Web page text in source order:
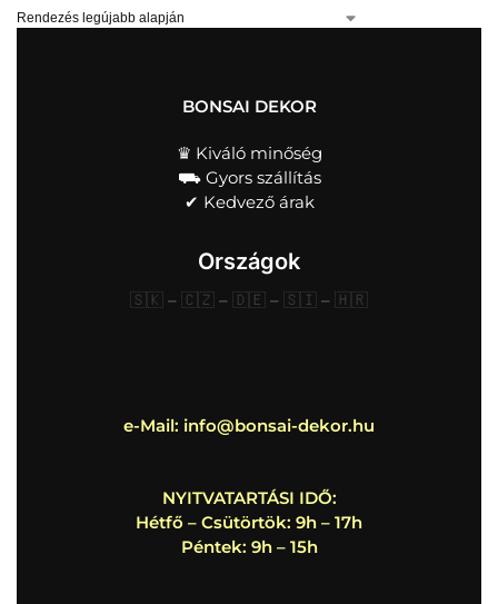
BONSAI DEKOR
♛ Kiváló minőség
⛟ Gyors szállítás
✔︎ Kedvező árak
Országok
🇸🇰 – 🇨🇿 – 🇩🇪 – 🇸🇮 – 🇭🇷
e-Mail: info@bonsai-dekor.hu
NYITVATARTÁSI IDŐ:
Hétfő – Csütörtök: 9h – 17h
Péntek: 9h – 15h